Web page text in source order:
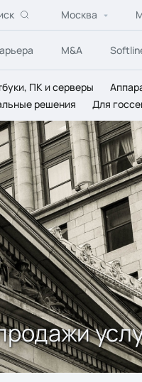
Москва
M&A
ПК и серверы
решения Для